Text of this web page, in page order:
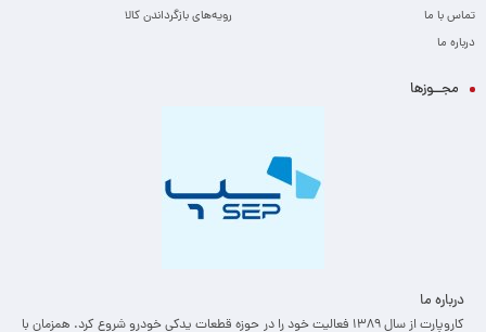
تماس با ما
درباره ما
رویه‌های بازگرداندن کالا
مجــوزها
درباره ما
کاروپارت از سال ۱۳۸۹ فعالیت خود را در حوزه قطعات یدکی خودرو شروع کرد. همزمان با